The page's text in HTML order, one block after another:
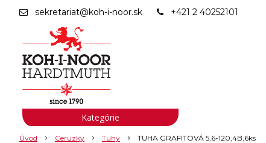
sekretariat@koh-i-noor.sk +421 2 40252101
Úvod Ceruzky Tuhy TUHA GRAFITOVÁ 5,6-120,4B,6ks
Kategórie